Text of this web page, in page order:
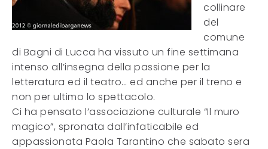
collinare
del
comune
di Bagni di Lucca ha vissuto un fine settimana
intenso all’insegna della passione per la
letteratura ed il teatro… ed anche per il treno e
non per ultimo lo spettacolo.
Ci ha pensato l’associazione culturale “Il muro
magico”, spronata dall’infaticabile ed
appassionata Paola Tarantino che sabato sera